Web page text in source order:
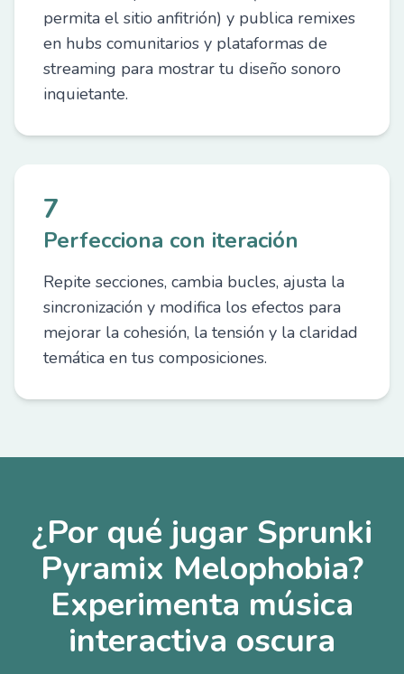
permita el sitio anfitrión) y publica remixes
en hubs comunitarios y plataformas de
streaming para mostrar tu diseño sonoro
inquietante.
7
Perfecciona con iteración
Repite secciones, cambia bucles, ajusta la
sincronización y modifica los efectos para
mejorar la cohesión, la tensión y la claridad
temática en tus composiciones.
¿Por qué jugar Sprunki
Pyramix Melophobia?
Experimenta música
interactiva oscura